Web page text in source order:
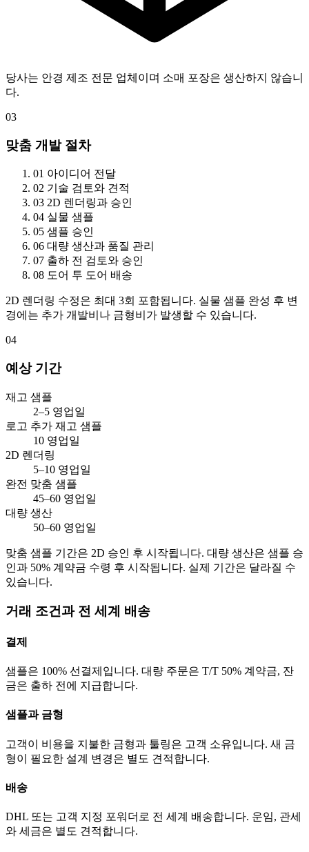
당사는 안경 제조 전문 업체이며 소매 포장은 생산하지 않습니
다.
03
맞춤 개발 절차
01 아이디어 전달
02 기술 검토와 견적
03 2D 렌더링과 승인
04 실물 샘플
05 샘플 승인
06 대량 생산과 품질 관리
07 출하 전 검토와 승인
08 도어 투 도어 배송
2D 렌더링 수정은 최대 3회 포함됩니다. 실물 샘플 완성 후 변
경에는 추가 개발비나 금형비가 발생할 수 있습니다.
04
예상 기간
재고 샘플
2–5 영업일
로고 추가 재고 샘플
10 영업일
2D 렌더링
5–10 영업일
완전 맞춤 샘플
45–60 영업일
대량 생산
50–60 영업일
맞춤 샘플 기간은 2D 승인 후 시작됩니다. 대량 생산은 샘플 승
인과 50% 계약금 수령 후 시작됩니다. 실제 기간은 달라질 수
있습니다.
거래 조건과 전 세계 배송
결제
샘플은 100% 선결제입니다. 대량 주문은 T/T 50% 계약금, 잔
금은 출하 전에 지급합니다.
샘플과 금형
고객이 비용을 지불한 금형과 툴링은 고객 소유입니다. 새 금
형이 필요한 설계 변경은 별도 견적합니다.
배송
DHL 또는 고객 지정 포워더로 전 세계 배송합니다. 운임, 관세
와 세금은 별도 견적합니다.